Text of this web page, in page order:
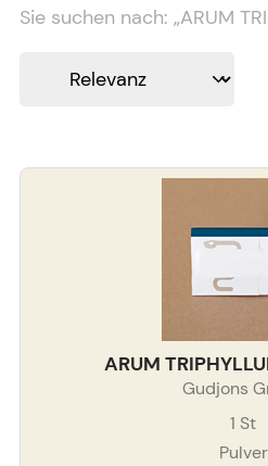
Sie suchen nach: „ARUM
ARUM
Gudjons
1 St
Pulver